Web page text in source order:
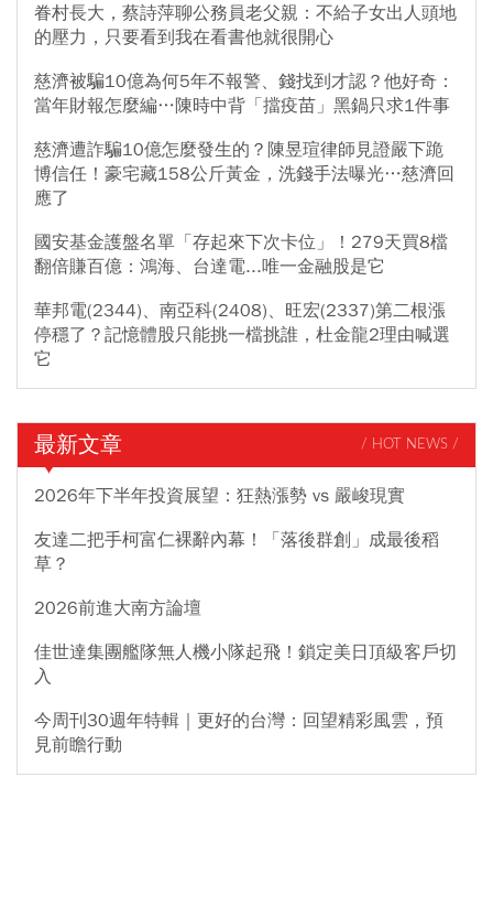
眷村長大，蔡詩萍聊公務員老父親：不給子女出人頭地
的壓力，只要看到我在看書他就很開心
慈濟被騙10億為何5年不報警、錢找到才認？他好奇：
當年財報怎麼編…陳時中背「擋疫苗」黑鍋只求1件事
慈濟遭詐騙10億怎麼發生的？陳昱瑄律師見證嚴下跪
博信任！豪宅藏158公斤黃金，洗錢手法曝光…慈濟回
應了
國安基金護盤名單「存起來下次卡位」！279天買8檔
翻倍賺百億：鴻海、台達電...唯一金融股是它
華邦電(2344)、南亞科(2408)、旺宏(2337)第二根漲
停穩了？記憶體股只能挑一檔挑誰，杜金龍2理由喊選
它
最新文章 / HOT NEWS /
2026年下半年投資展望：狂熱漲勢 vs 嚴峻現實
友達二把手柯富仁裸辭內幕！「落後群創」成最後稻
草？
2026前進大南方論壇
佳世達集團艦隊無人機小隊起飛！鎖定美日頂級客戶切
入
今周刊30週年特輯｜更好的台灣：回望精彩風雲，預
見前瞻行動